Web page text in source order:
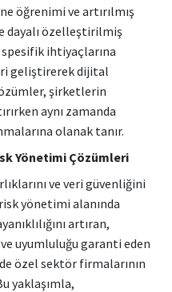
öğrenimi ve artırılmış
özelleştirilmiş
ihtiyaçlarına
geliştirerek dijital
şirketlerin
aynı zamanda
olanak tanır.
Yönetimi Çözümleri
ve veri güvenliğini
yönetimi alanında
artıran,
uyumluluğu garanti eden
özel sektör firmalarının
yaklaşımla,